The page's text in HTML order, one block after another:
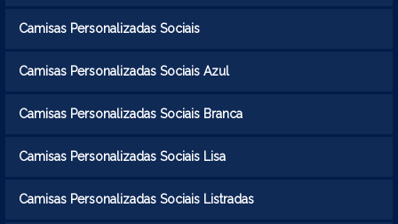
Camisas Personalizadas Sociais
Camisas Personalizadas Sociais Azul
Camisas Personalizadas Sociais Branca
Camisas Personalizadas Sociais Lisa
Camisas Personalizadas Sociais Listradas